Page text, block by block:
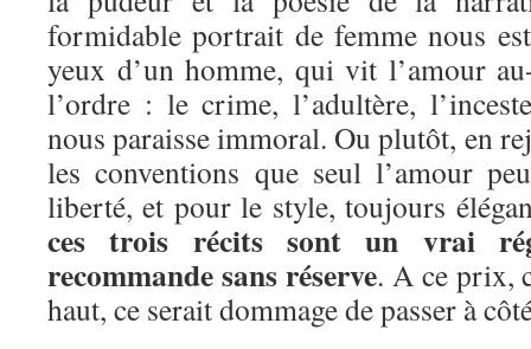
formidable portrait de femme nous
yeux d’un homme, qui vit l’amour
l’ordre : le crime, l’adultère,
nous paraisse immoral. Ou plutôt, en
les conventions que seul l’amour
liberté, et pour le style, toujours
ces trois récits sont un vrai
recommande sans réserve. A ce prix,
haut, ce serait dommage de passer à